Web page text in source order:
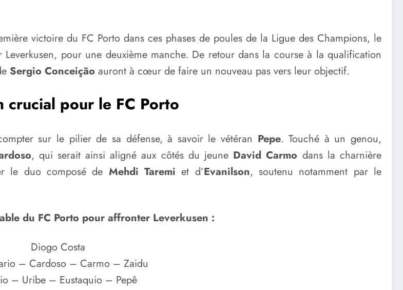
victoire du FC Porto dans ces phases de poules de la Ligue des Champions, le
pour une deuxième manche. De retour dans la course à la qualification
Sergio Conceição auront à cœur de faire un nouveau pas vers leur objectif.
crucial pour le FC Porto
sur le pilier de sa défense, à savoir le vétéran Pepe. Touché à un genou,
, qui serait ainsi aligné aux côtés du jeune David Carmo dans la charnière
le duo composé de Mehdi Taremi et d’Evanilson, soutenu notamment par le
du FC Porto pour affronter Leverkusen :
Diogo Costa
– Cardoso – Carmo – Zaidu
– Uribe – Eustaquio – Pepê